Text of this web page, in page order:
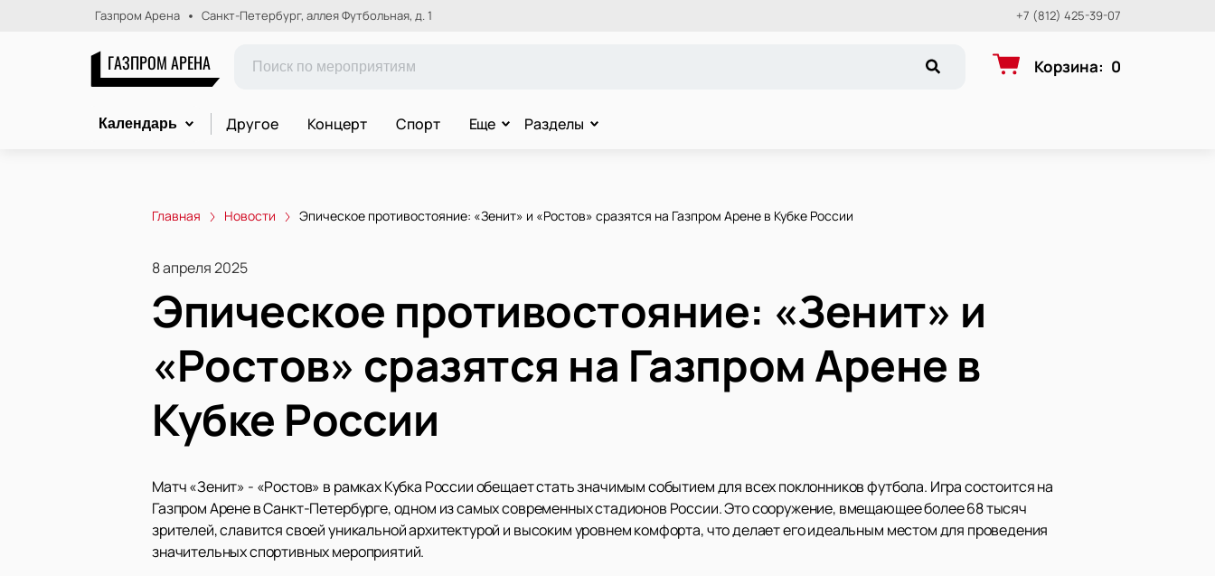
Газпром Арена Санкт-Петербург, аллея Футбольная, д. 1 +7 (812) 425-39-07
ГАЗПРОМ АРЕНА Корзина: 0
Календарь Другое Концерт Спорт Еще Разделы
Главная Новости Эпическое противостояние: «Зенит» и «Ростов» сразятся на Газпром Арене в Кубке России
8 апреля 2025
Эпическое противостояние: «Зенит» и
«Ростов» сразятся на Газпром Арене в
Кубке России
Матч «Зенит» - «Ростов» в рамках Кубка России обещает стать значимым событием для всех поклонников футбола. Игра состоится на
Газпром Арене в Санкт-Петербурге, одном из самых современных стадионов России. Это сооружение, вмещающее более 68 тысяч
зрителей, славится своей уникальной архитектурой и высоким уровнем комфорта, что делает его идеальным местом для проведения
значительных спортивных мероприятий.